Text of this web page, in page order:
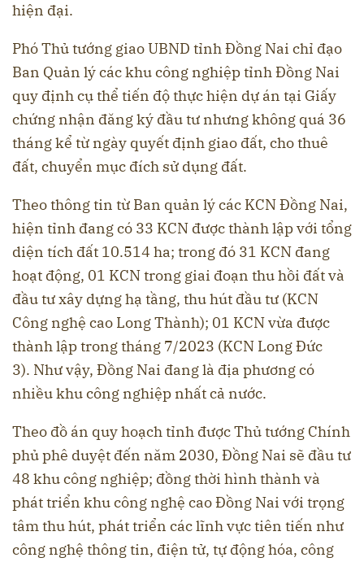
hiện đại.
Phó Thủ tướng giao UBND tỉnh Đồng Nai chỉ đạo
Ban Quản lý các khu công nghiệp tỉnh Đồng Nai
quy định cụ thể tiến độ thực hiện dự án tại Giấy
chứng nhận đăng ký đầu tư nhưng không quá 36
tháng kể từ ngày quyết định giao đất, cho thuê
đất, chuyển mục đích sử dụng đất.
Theo thông tin từ Ban quản lý các KCN Đồng Nai,
hiện tỉnh đang có 33 KCN được thành lập với tổng
diện tích đất 10.514 ha; trong đó 31 KCN đang
hoạt động, 01 KCN trong giai đoạn thu hồi đất và
đầu tư xây dựng hạ tầng, thu hút đầu tư (KCN
Công nghệ cao Long Thành); 01 KCN vừa được
thành lập trong tháng 7/2023 (KCN Long Đức
3). Như vậy, Đồng Nai đang là địa phương có
nhiều khu công nghiệp nhất cả nước.
Theo đồ án quy hoạch tỉnh được Thủ tướng Chính
phủ phê duyệt đến năm 2030, Đồng Nai sẽ đầu tư
48 khu công nghiệp; đồng thời hình thành và
phát triển khu công nghệ cao Đồng Nai với trọng
tâm thu hút, phát triển các lĩnh vực tiên tiến như
công nghệ thông tin, điện tử, tự động hóa, công